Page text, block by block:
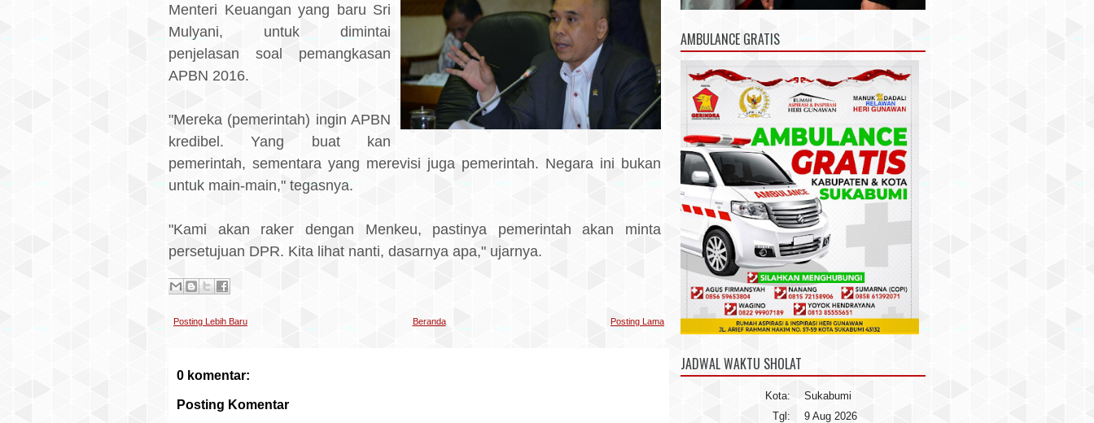
Menteri Keuangan yang baru Sri
Mulyani, untuk dimintai
penjelasan soal pemangkasan
APBN 2016.
"Mereka (pemerintah) ingin APBN
kredibel. Yang buat kan
pemerintah, sementara yang merevisi juga pemerintah. Negara ini bukan
untuk main-main," tegasnya.
"Kami akan raker dengan Menkeu, pastinya pemerintah akan minta
persetujuan DPR. Kita lihat nanti, dasarnya apa," ujarnya.
Posting Lebih Baru Posting Lama
Beranda
0 komentar:
Posting Komentar
AMBULANCE GRATIS
JADWAL WAKTU SHOLAT
Kota:
Sukabumi
Tgl:
9 Aug 2026